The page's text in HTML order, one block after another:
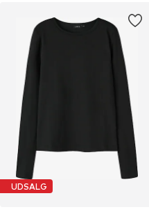
UDSALG